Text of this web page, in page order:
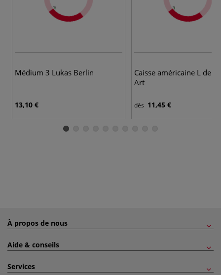
Médium 3 Lukas Berlin
13,10 €
Caisse américaine L de I
Art
dès 11,45 €
À propos de nous
Aide & conseils
Services